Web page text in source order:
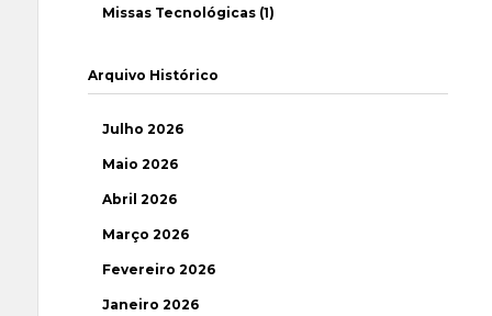
Missas Tecnológicas (1)
Arquivo Histórico
Julho 2026
Maio 2026
Abril 2026
Março 2026
Fevereiro 2026
Janeiro 2026